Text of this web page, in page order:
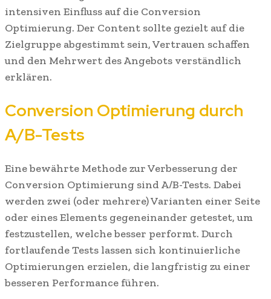
intensiven Einfluss auf die Conversion
Optimierung. Der Content sollte gezielt auf die
Zielgruppe abgestimmt sein, Vertrauen schaffen
und den Mehrwert des Angebots verständlich
erklären.
Conversion Optimierung durch
A/B-Tests
Eine bewährte Methode zur Verbesserung der
Conversion Optimierung sind A/B-Tests. Dabei
werden zwei (oder mehrere) Varianten einer Seite
oder eines Elements gegeneinander getestet, um
festzustellen, welche besser performt. Durch
fortlaufende Tests lassen sich kontinuierliche
Optimierungen erzielen, die langfristig zu einer
besseren Performance führen.